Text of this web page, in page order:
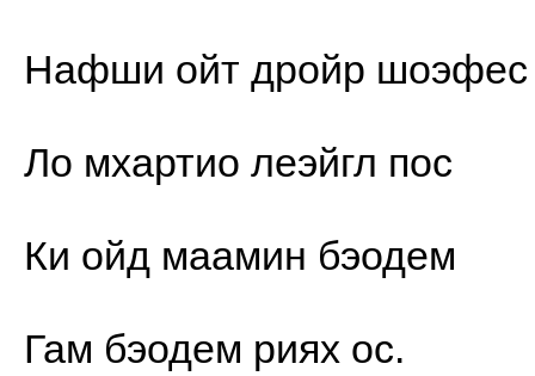
Нафши ойт дройр шоэфес
Ло мхартио леэйгл пос
Ки ойд маамин бэодем
Гам бэодем риях ос.